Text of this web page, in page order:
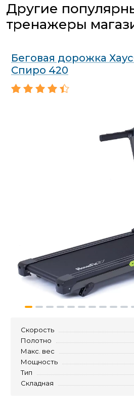
Другие
тренажеры
Беговая дорожка
Спиро 420
Скорость
Полотно
Макс. вес
Мощность
Тип
Складная